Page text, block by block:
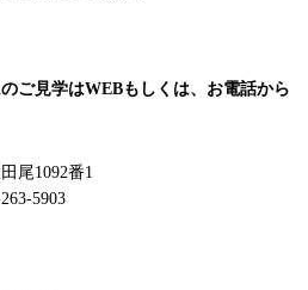
ご見学はWEBもしくは、お電話から
尾1092番1
5903